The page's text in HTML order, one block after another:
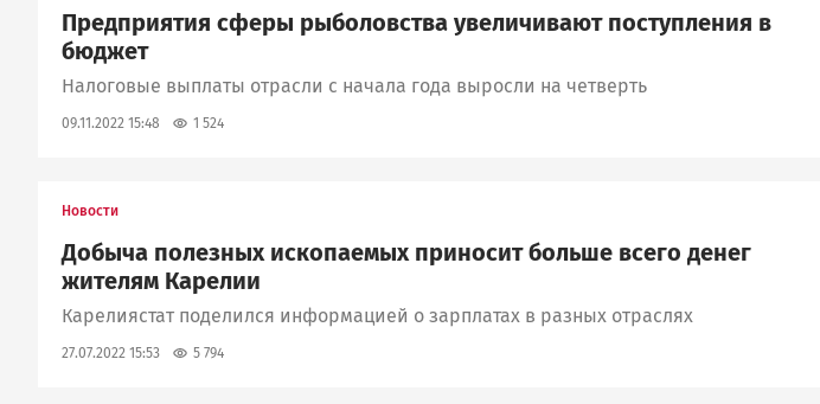
Предприятия сферы рыболовства увеличивают поступления в
бюджет
Налоговые выплаты отрасли с начала года выросли на четверть
09.11.2022 15:48 1 524
Новости
Добыча полезных ископаемых приносит больше всего денег
жителям Карелии
Карелиястат поделился информацией о зарплатах в разных отраслях
27.07.2022 15:53 5 794